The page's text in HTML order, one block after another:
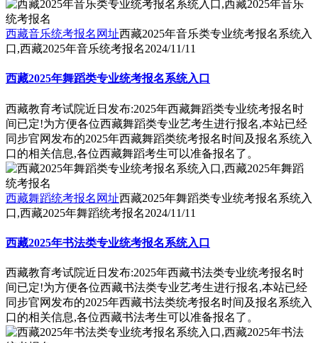
西藏音乐统考报名网址西藏2025年音乐类专业统考报名系统入
口,西藏2025年音乐统考报名2024/11/11
西藏2025年舞蹈类专业统考报名系统入口
西藏教育考试院近日发布:2025年西藏舞蹈类专业统考报名时
间已定!为方便各位西藏舞蹈类专业艺考生进行报名,本站已经
同步官网发布的2025年西藏舞蹈类统考报名时间及报名系统入
口的相关信息,各位西藏舞蹈考生可以准备报名了。
西藏舞蹈统考报名网址西藏2025年舞蹈类专业统考报名系统入
口,西藏2025年舞蹈统考报名2024/11/11
西藏2025年书法类专业统考报名系统入口
西藏教育考试院近日发布:2025年西藏书法类专业统考报名时
间已定!为方便各位西藏书法类专业艺考生进行报名,本站已经
同步官网发布的2025年西藏书法类统考报名时间及报名系统入
口的相关信息,各位西藏书法考生可以准备报名了。